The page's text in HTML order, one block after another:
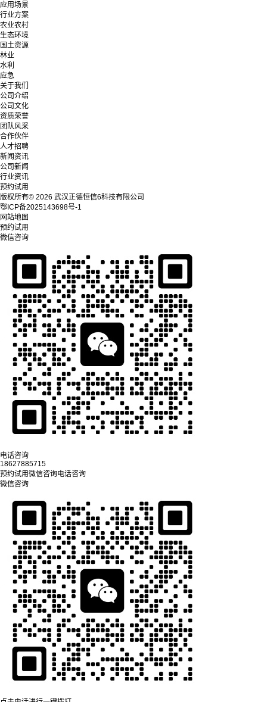
应用场景
行业方案
农业农村
生态环境
国土资源
林业
水利
应急
关于我们
公司介绍
公司文化
资质荣誉
团队风采
合作伙伴
人才招聘
新闻资讯
公司新闻
行业资讯
预约试用
版权所有© 2026 武汉正德恒信6科技有限公司
鄂ICP备2025143698号-1
网站地图
预约试用
微信咨询
电话咨询
18627885715
预约试用微信咨询电话咨询
微信咨询